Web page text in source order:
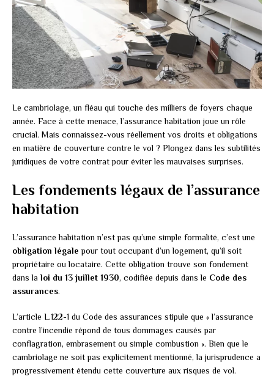
Le cambriolage, un fléau qui touche des milliers de foyers chaque
année. Face à cette menace, l’assurance habitation joue un rôle
crucial. Mais connaissez-vous réellement vos droits et obligations
en matière de couverture contre le vol ? Plongez dans les subtilités
juridiques de votre contrat pour éviter les mauvaises surprises.
Les fondements légaux de l’assurance
habitation
L’assurance habitation n’est pas qu’une simple formalité, c’est une
obligation légale pour tout occupant d’un logement, qu’il soit
propriétaire ou locataire. Cette obligation trouve son fondement
dans la loi du 13 juillet 1930, codifiée depuis dans le Code des
assurances.
L’article L.122-1 du Code des assurances stipule que « l’assurance
contre l’incendie répond de tous dommages causés par
conflagration, embrasement ou simple combustion ». Bien que le
cambriolage ne soit pas explicitement mentionné, la jurisprudence a
progressivement étendu cette couverture aux risques de vol.